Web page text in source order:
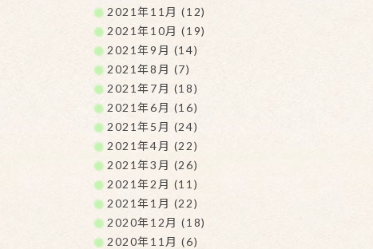
2021年11月 (12)
2021年10月 (19)
2021年9月 (14)
2021年8月 (7)
2021年7月 (18)
2021年6月 (16)
2021年5月 (24)
2021年4月 (22)
2021年3月 (26)
2021年2月 (11)
2021年1月 (22)
2020年12月 (18)
2020年11月 (6)